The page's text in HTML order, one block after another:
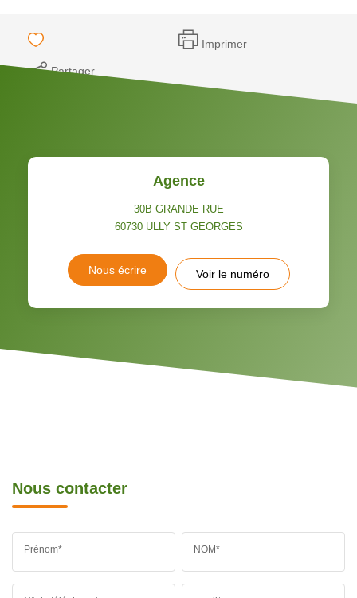
Imprimer
Partager
Agence
30B GRANDE RUE
60730 ULLY ST GEORGES
Nous écrire Voir le numéro
Nous contacter
Prénom* NOM*